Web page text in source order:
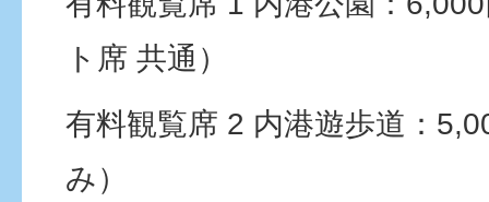
ト席 共通）
有料観覧席 2 内港遊歩道：
み）